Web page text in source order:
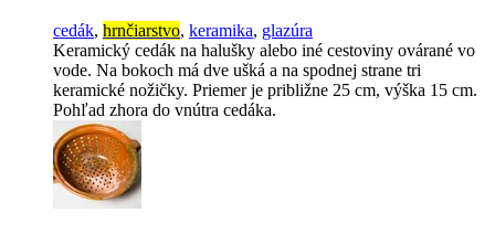
cedák, hrnčiarstvo, keramika, glazúra
Keramický cedák na halušky alebo iné cestoviny ovárané vo
vode. Na bokoch má dve ušká a na spodnej strane tri
keramické nožičky. Priemer je približne 25 cm, výška 15 cm.
Pohľad zhora do vnútra cedáka.